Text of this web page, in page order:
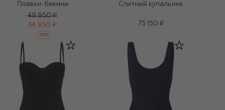
Плавки-бикини
49 950 ₽
34 950 ₽
-30%
Слитный купальник
75 150 ₽